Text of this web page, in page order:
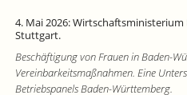
4. Mai 2026:
Stuttgart.
Beschäftigung von Frauen in Baden-
Vereinbarkeitsmaßnahmen. Eine
Betriebspanels Baden-Württemberg.